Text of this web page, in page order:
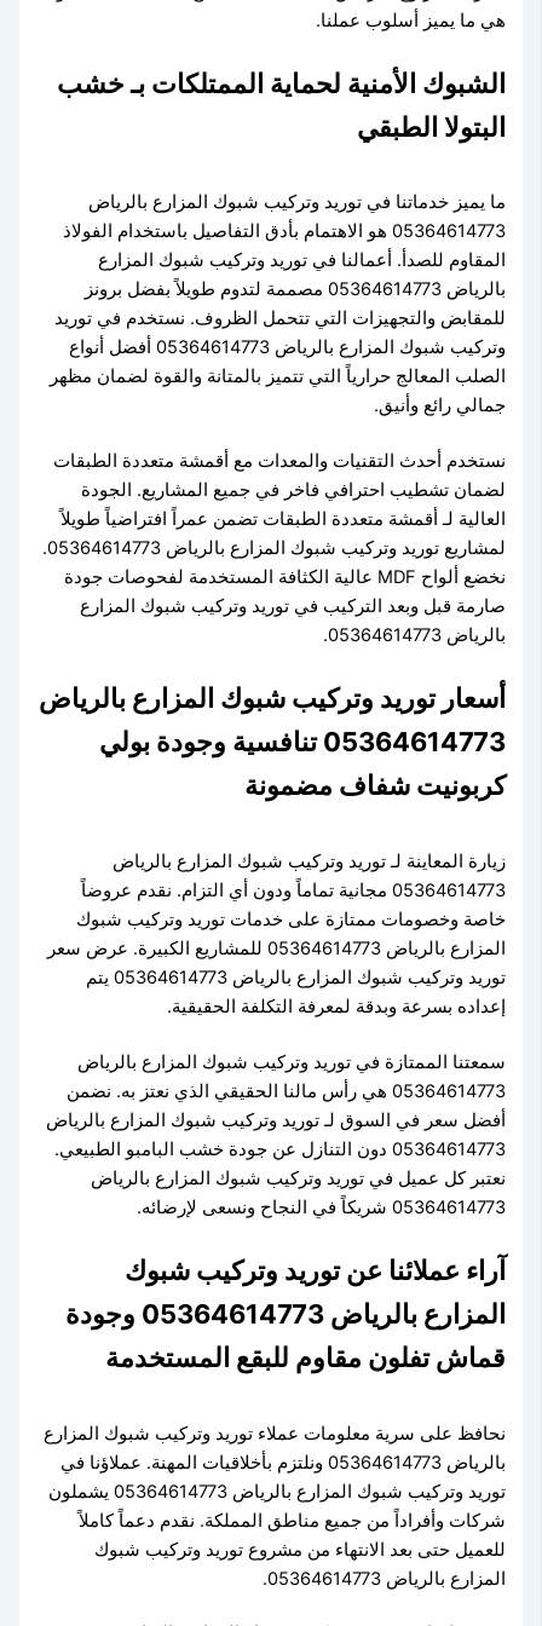
هي ما يميز أسلوب عملنا.
الشبوك الأمنية لحماية الممتلكات بـ خشب
البتولا الطبقي
ما يميز خدماتنا في توريد وتركيب شبوك المزارع بالرياض
05364614773 هو الاهتمام بأدق التفاصيل باستخدام الفولاذ
المقاوم للصدأ. أعمالنا في توريد وتركيب شبوك المزارع
بالرياض 05364614773 مصممة لتدوم طويلاً بفضل برونز
للمقابض والتجهيزات التي تتحمل الظروف. نستخدم في توريد
وتركيب شبوك المزارع بالرياض 05364614773 أفضل أنواع
الصلب المعالج حرارياً التي تتميز بالمتانة والقوة لضمان مظهر
جمالي رائع وأنيق.
نستخدم أحدث التقنيات والمعدات مع أقمشة متعددة الطبقات
لضمان تشطيب احترافي فاخر في جميع المشاريع. الجودة
العالية لـ أقمشة متعددة الطبقات تضمن عمراً افتراضياً طويلاً
لمشاريع توريد وتركيب شبوك المزارع بالرياض 05364614773.
نخضع ألواح MDF عالية الكثافة المستخدمة لفحوصات جودة
صارمة قبل وبعد التركيب في توريد وتركيب شبوك المزارع
بالرياض 05364614773.
أسعار توريد وتركيب شبوك المزارع بالرياض
05364614773 تنافسية وجودة بولي
كربونيت شفاف مضمونة
زيارة المعاينة لـ توريد وتركيب شبوك المزارع بالرياض
05364614773 مجانية تماماً ودون أي التزام. نقدم عروضاً
خاصة وخصومات ممتازة على خدمات توريد وتركيب شبوك
المزارع بالرياض 05364614773 للمشاريع الكبيرة. عرض سعر
توريد وتركيب شبوك المزارع بالرياض 05364614773 يتم
إعداده بسرعة وبدقة لمعرفة التكلفة الحقيقية.
سمعتنا الممتازة في توريد وتركيب شبوك المزارع بالرياض
05364614773 هي رأس مالنا الحقيقي الذي نعتز به. نضمن
أفضل سعر في السوق لـ توريد وتركيب شبوك المزارع بالرياض
05364614773 دون التنازل عن جودة خشب البامبو الطبيعي.
نعتبر كل عميل في توريد وتركيب شبوك المزارع بالرياض
05364614773 شريكاً في النجاح ونسعى لإرضائه.
آراء عملائنا عن توريد وتركيب شبوك
المزارع بالرياض 05364614773 وجودة
قماش تفلون مقاوم للبقع المستخدمة
نحافظ على سرية معلومات عملاء توريد وتركيب شبوك المزارع
بالرياض 05364614773 ونلتزم بأخلاقيات المهنة. عملاؤنا في
توريد وتركيب شبوك المزارع بالرياض 05364614773 يشملون
شركات وأفراداً من جميع مناطق المملكة. نقدم دعماً كاملاً
للعميل حتى بعد الانتهاء من مشروع توريد وتركيب شبوك
المزارع بالرياض 05364614773.